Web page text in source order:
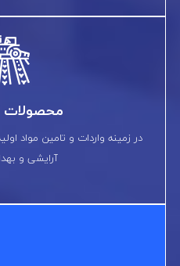
محصولات
در زمینه واردات و تامین مواد
آرایشی و